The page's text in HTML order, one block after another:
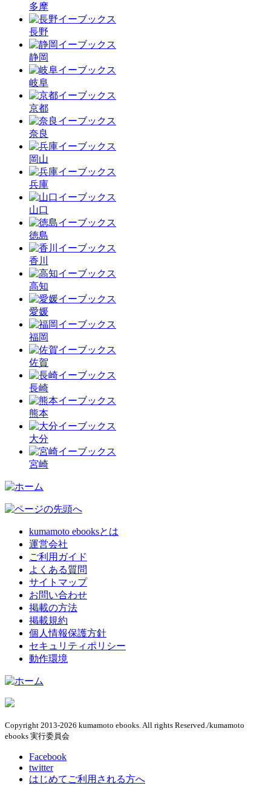
多摩
長野
静岡
岐阜
京都
奈良
岡山
兵庫
山口
徳島
香川
高知
愛媛
福岡
佐賀
長崎
熊本
大分
宮崎
kumamoto ebooksとは
運営会社
ご利用ガイド
よくある質問
サイトマップ
お問い合わせ
掲載の方法
掲載規約
個人情報保護方針
セキュリティポリシー
動作環境
Copyright 2013-2026 kumamoto ebooks. All rights Reserved./kumamoto
ebooks 実行委員会
Facebook
twitter
はじめてご利用される方へ